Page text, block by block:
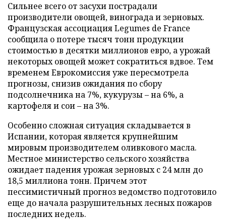
Сильнее всего от засухи пострадали
производители овощей, винограда и зерновых.
Французская ассоциация Legumes de France
сообщила о потере тысяч тонн продукции
стоимостью в десятки миллионов евро, а урожай
некоторых овощей может сократиться вдвое. Тем
временем Еврокомиссия уже пересмотрела
прогнозы, снизив ожидания по сбору
подсолнечника на 7%, кукурузы – на 6%, а
картофеля и сои – на 3%.
Особенно сложная ситуация складывается в
Испании, которая является крупнейшим
мировым производителем оливкового масла.
Местное министерство сельского хозяйства
ожидает падения урожая зерновых с 24 млн до
18,5 миллиона тонн. Причем этот
пессимистичный прогноз ведомство подготовило
еще до начала разрушительных лесных пожаров
последних недель.